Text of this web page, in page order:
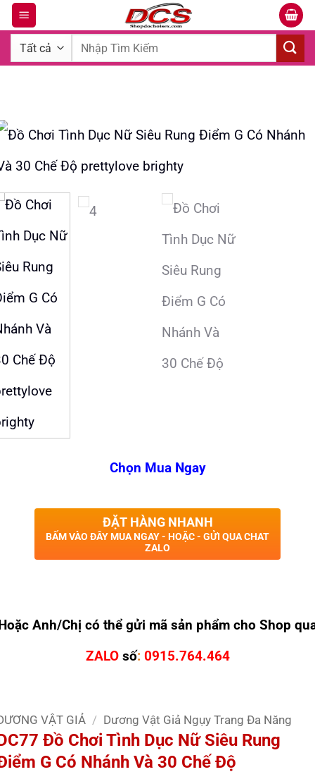
Bỏ
qua
dung
Tìm
Chọn Mua Ngay
ĐẶT HÀNG NHANH
BẤM VÀO ĐÂY MUA NGAY - HOẶC - GỬI QUA CHAT
ZALO
Anh/Chị có thể gửi mã sản phẩm cho Shop
ZALO số: 0915.764.464
VẬT GIẢ / Dương Vật Giả Ngụy Trang Đa Năng
Đồ Chơi Tình Dục Nữ Siêu Rung
G Có Nhánh Và 30 Chế Độ